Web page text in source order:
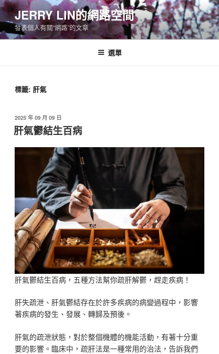
跳
至
主
要
JERRY LIN的網路空間
發表個人有關“網路”的文章
選單
標籤: 肝氣
發
佈
於
2025 年 09 月 09 日
肝氣鬱結生百病
肝氣鬱結生百病，五種方法幫你疏肝解鬱，趕走疾病！
肝失疏泄、肝氣鬱結存在於許多疾病的病變過程中，影響
著疾病的發生、發展、轉歸及預後。
肝氣的疏泄狀態，對於整個機體的機能活動，有著十分重
要的影響。臨床中，疏肝法是一種常用的治法，告訴我們